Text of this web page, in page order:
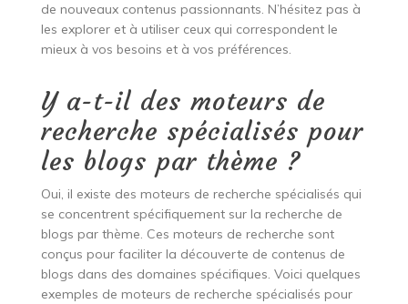
de nouveaux contenus passionnants. N’hésitez pas à
les explorer et à utiliser ceux qui correspondent le
mieux à vos besoins et à vos préférences.
Y a-t-il des moteurs de
recherche spécialisés pour
les blogs par thème ?
Oui, il existe des moteurs de recherche spécialisés qui
se concentrent spécifiquement sur la recherche de
blogs par thème. Ces moteurs de recherche sont
conçus pour faciliter la découverte de contenus de
blogs dans des domaines spécifiques. Voici quelques
exemples de moteurs de recherche spécialisés pour